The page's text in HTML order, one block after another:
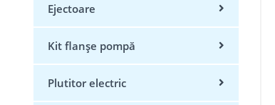
Ejectoare
Kit flanșe pompă
Plutitor electric